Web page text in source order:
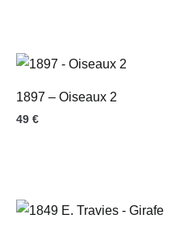
1897 – Oiseaux 2
49 €